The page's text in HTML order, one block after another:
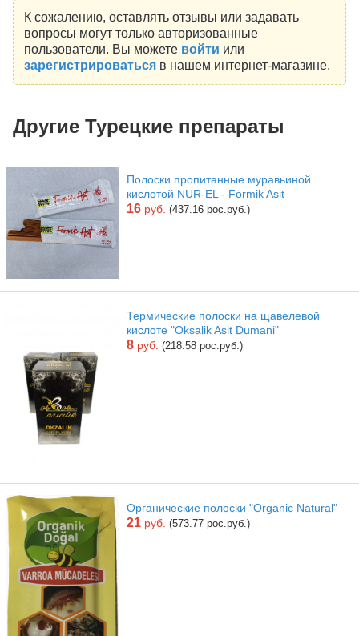
К сожалению, оставлять отзывы или задавать
вопросы могут только авторизованные
пользователи. Вы можете войти или
зарегистрироватьсяв нашем интернет-магазине.
Другие Турецкие препараты
Полоски пропитанные муравьиной
кислотой NUR-EL - Formik Asit
16 руб. (437.16 рос.руб.)
Термические полоски на щавелевой
кислоте "Oksalik Asit Dumani"
8 руб. (218.58 рос.руб.)
Органические полоски "Organic Natural"
21 руб. (573.77 рос.руб.)